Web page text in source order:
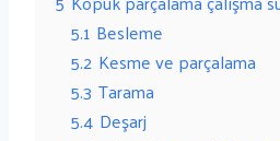
5.1 Besleme
5.2 Kesme ve parçalama
5.3 Tarama
5.4 Deşarj